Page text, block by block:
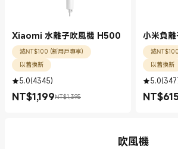
Xiaomi 水離子吹風機 H500
減NT$100 (新用戶專享)
以舊換新
5.0(4345)
NT$1,199
現價 NT$1199.00NT$1,395
銷售價格 NT$1,395
小米負
減
以舊換新
5.0(
NT$
現價
銷售價格
吹風機